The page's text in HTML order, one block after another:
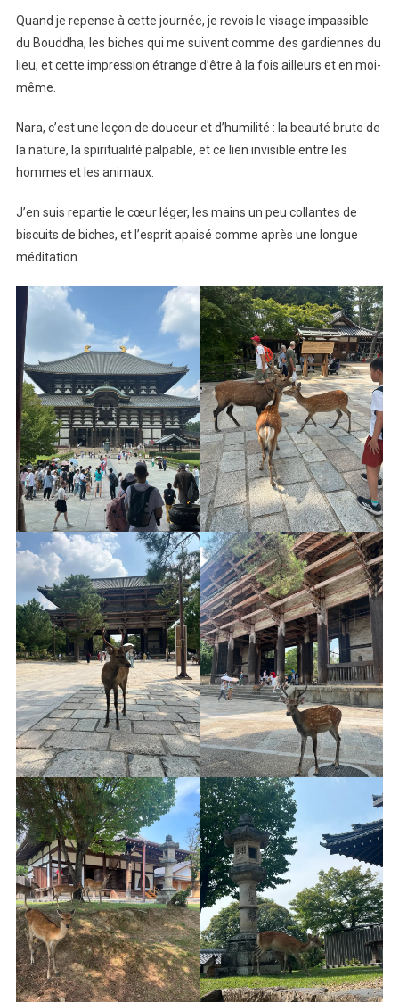
Quand je repense à cette journée, je revois le visage impassible
du Bouddha, les biches qui me suivent comme des gardiennes du
lieu, et cette impression étrange d’être à la fois ailleurs et en moi-
même.
Nara, c’est une leçon de douceur et d’humilité : la beauté brute de
la nature, la spiritualité palpable, et ce lien invisible entre les
hommes et les animaux.
J’en suis repartie le cœur léger, les mains un peu collantes de
biscuits de biches, et l’esprit apaisé comme après une longue
méditation.